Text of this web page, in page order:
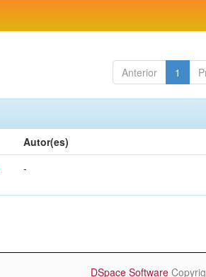
Anterior 1
Autor(es)
-
DSpace Software